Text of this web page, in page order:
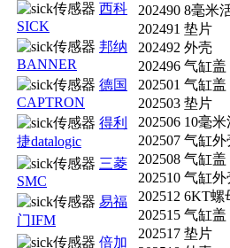
西科
SICK
邦纳
BANNER
德国
CAPTRON
得利
捷datalogic
三菱
SMC
易福
门IFM
倍加
202490 8毫
202491 垫
202492 外
202496 气
202501 气
202503 垫
202506 10毫
202507 气
202508 气
202510 气
202512 6KT
202515 气
202517 垫